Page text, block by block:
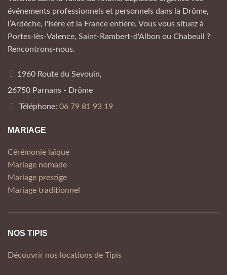
événements professionnels et personnels dans la Drôme,
l’Ardèche, l'Isère et la France entière. Vous vous situez à
Portes-lès-Valence, Saint-Rambert-d'Albon ou Chabeuil ?
Rencontrons-nous.
1960 Route du Sevouin,
26750 Parnans - Drôme
Téléphone: 06 79 81 93 19
MARIAGE
Cérémonie laïque
Mariage nomade
Mariage prestige
Mariage traditionnel
NOS TIPIS
Découvrir nos locations de Tipis